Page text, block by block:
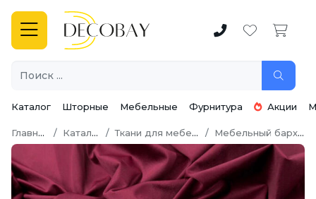
Каталог Шторные Мебельные Фурнитура Акции
Главная Каталог Ткани для мебели Мебельный бархат